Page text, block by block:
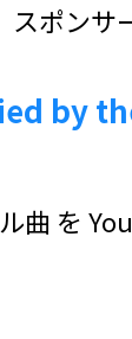
スポンサ
by
曲 を